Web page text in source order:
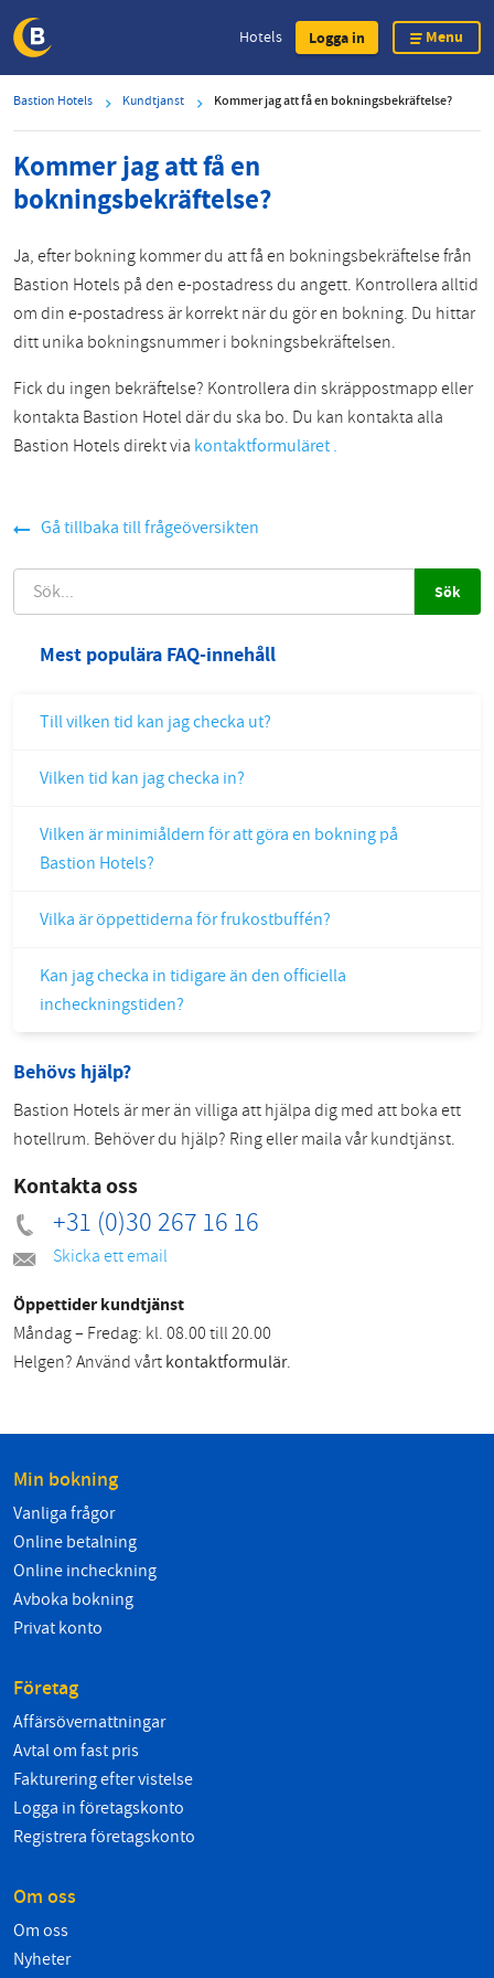
content
Hotels Logga in Menu
Bastion Hotels Kundtjanst Kommer jag att få en bokningsbekräftelse?
Kommer jag att få en
bokningsbekräftelse?
Ja, efter bokning kommer du att få en bokningsbekräftelse från
Bastion Hotels på den e-postadress du angett. Kontrollera alltid
om din e-postadress är korrekt när du gör en bokning. Du hittar
ditt unika bokningsnummer i bokningsbekräftelsen.
Fick du ingen bekräftelse? Kontrollera din skräppostmapp eller
kontakta Bastion Hotel där du ska bo. Du kan kontakta alla
Bastion Hotels direkt via kontaktformuläret .
Gå tillbaka till frågeöversikten
Mest populära FAQ-innehåll
Till vilken tid kan jag checka ut?
Vilken tid kan jag checka in?
Vilken är minimiåldern för att göra en bokning på
Bastion Hotels?
Vilka är öppettiderna för frukostbuffén?
Kan jag checka in tidigare än den officiella
incheckningstiden?
Behövs hjälp?
Bastion Hotels är mer än villiga att hjälpa dig med att boka ett
hotellrum. Behöver du hjälp? Ring eller maila vår kundtjänst.
Kontakta oss
+31 (0)30 267 16 16
Skicka ett email
Öppettider kundtjänst
Måndag – Fredag: kl. 08.00 till 20.00
Helgen? Använd vårtkontaktformulär.
Min bokning
Vanliga frågor
Online betalning
Online incheckning
Avboka bokning
Privat konto
Företag
Affärsövernattningar
Avtal om fast pris
Fakturering efter vistelse
Logga in företagskonto
Registrera företagskonto
Om oss
Om oss
Nyheter